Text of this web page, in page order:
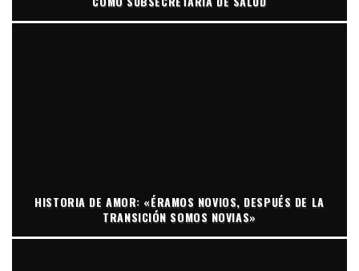
HISTORIA DE AMOR: «ÉRAMOS NOVIOS, DESPUÉS DE LA
TRANSICIÓN SOMOS NOVIAS»